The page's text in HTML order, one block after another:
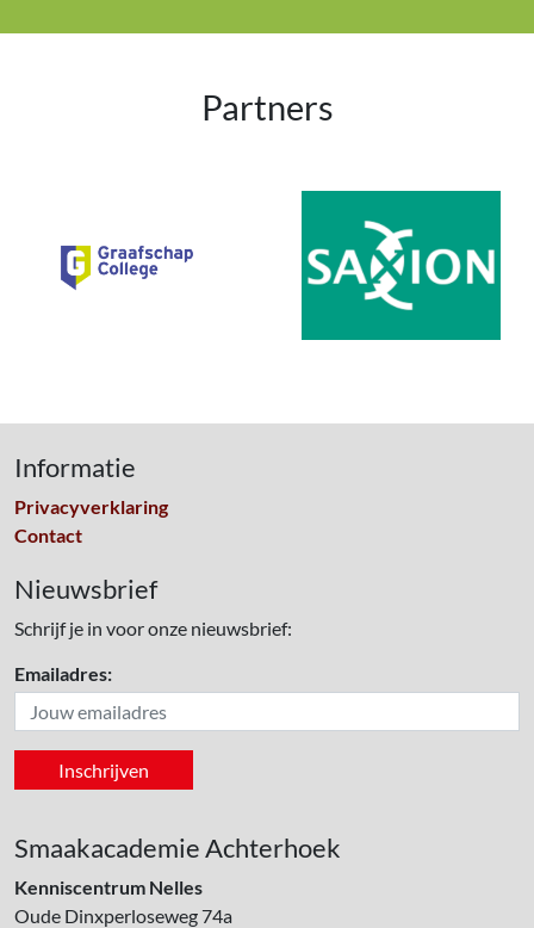
Partners
Informatie
Privacyverklaring
Contact
Nieuwsbrief
Schrijf je in voor onze nieuwsbrief:
Emailadres:
Smaakacademie Achterhoek
Kenniscentrum Nelles
Oude Dinxperloseweg 74a